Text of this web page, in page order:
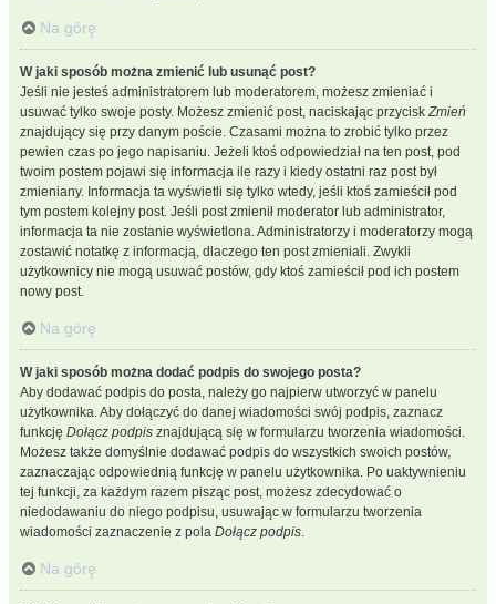
Na górę
W jaki sposób można zmienić lub usunąć post?
Jeśli nie jesteś administratorem lub moderatorem, możesz zmieniać i
usuwać tylko swoje posty. Możesz zmienić post, naciskając przyciskZmień
znajdujący się przy danym poście. Czasami można to zrobić tylko przez
pewien czas po jego napisaniu. Jeżeli ktoś odpowiedział na ten post, pod
twoim postem pojawi się informacja ile razy i kiedy ostatni raz post był
zmieniany. Informacja ta wyświetli się tylko wtedy, jeśli ktoś zamieścił pod
tym postem kolejny post. Jeśli post zmienił moderator lub administrator,
informacja ta nie zostanie wyświetlona. Administratorzy i moderatorzy mogą
zostawić notatkę z informacją, dlaczego ten post zmieniali. Zwykli
użytkownicy nie mogą usuwać postów, gdy ktoś zamieścił pod ich postem
nowy post.
Na górę
W jaki sposób można dodać podpis do swojego posta?
Aby dodawać podpis do posta, należy go najpierw utworzyć w panelu
użytkownika. Aby dołączyć do danej wiadomości swój podpis, zaznacz
funkcję Dołącz podpis znajdującą się w formularzu tworzenia wiadomości.
Możesz także domyślnie dodawać podpis do wszystkich swoich postów,
zaznaczając odpowiednią funkcję w panelu użytkownika. Po uaktywnieniu
tej funkcji, za każdym razem pisząc post, możesz zdecydować o
niedodawaniu do niego podpisu, usuwając w formularzu tworzenia
wiadomości zaznaczenie z pola Dołącz podpis.
Na górę